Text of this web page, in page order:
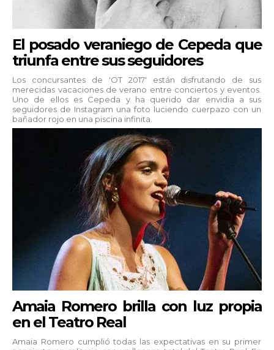
El posado veraniego de Cepeda que
triunfa entre sus seguidores
Los concursantes de 'OT 2017' están disfrutando de sus
merecidas vacaciones de verano entre conciertos y eventos.
Uno de ellos es Cepeda y ha querido dar envidia a sus
seguidores de Instagram una foto luciendo cuerpazo con un
bañador rojo en una piscina infinita.
Amaia Romero brilla con luz propia
en el Teatro Real
Amaia Romero cumplió todas las expectativas en su primer